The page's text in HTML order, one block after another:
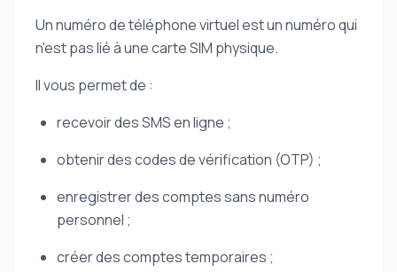
Un numéro de téléphone virtuel est un numéro qui
n'est pas lié à une carte SIM physique.
Il vous permet de :
recevoir des SMS en ligne ;
obtenir des codes de vérification (OTP) ;
enregistrer des comptes sans numéro
personnel ;
créer des comptes temporaires ;